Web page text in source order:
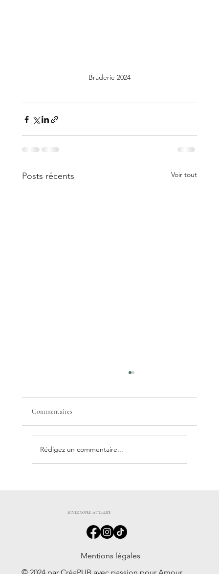
Braderie 2024
Posts récents Voir tout
Commentaires
Rédigez un commentaire...
SUIVEZ NOTRE ACTUALITÉ
Mentions légales